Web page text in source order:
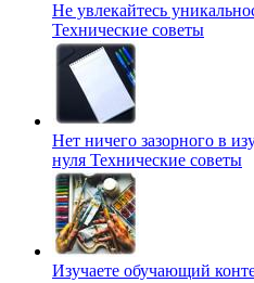
Не увлекайтесь
Технические советы
Нет ничего зазорного в
нуля Технические советы
Изучаете обучающий